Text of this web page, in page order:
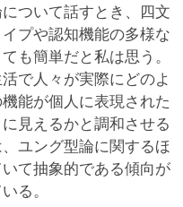
ついて話すとき、四文
プや認知機能の多様な
も簡単だと私は思う。
で人々が実際にどのよ
能が個人に表現された
見えるかと調和させる
ユング型論に関するほ
て抽象的である傾向が
る。